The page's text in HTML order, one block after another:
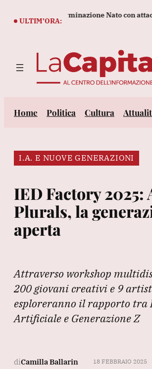
ULTIM’ORA:
testare la determinazione Nato con
Home Politica Cultura
I.A. E NUOVE GENERAZIONI
IED Factory 2025:
Plurals, la
aperta
Attraverso workshop
200 giovani creativi e 9
esploreranno il rapporto tra
Artificiale e Generazione Z
diCamilla Ballarin 18 FEBBRAIO 2025